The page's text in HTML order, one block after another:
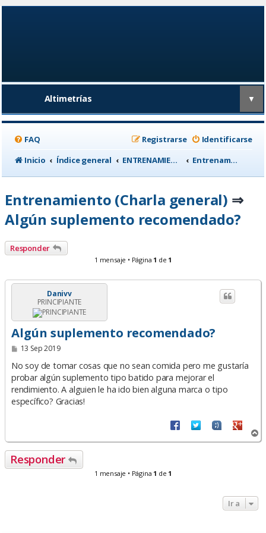
Altimetrías ▼
FAQ Identificarse
Registrarse
Inicio
Índice general ENTRENAMIENTO, medicina deportiva y nutrición Entrenamiento (Charla general)
Entrenamiento (Charla general) ⇒
Algún suplemento recomendado?
Responder
1 mensaje • Página 1 de 1
Danivv
PRINCIPIANTE
Algún suplemento recomendado?
M
n
a
j
e
13 Sep 2019
No soy de tomar cosas que no sean comida pero me gustaría
probar algún suplemento tipo batido para mejorar el
rendimiento. A alguien le ha ido bien alguna marca o tipo
específico? Gracias!
r
Responder
1 mensaje • Página 1 de 1
Ir a